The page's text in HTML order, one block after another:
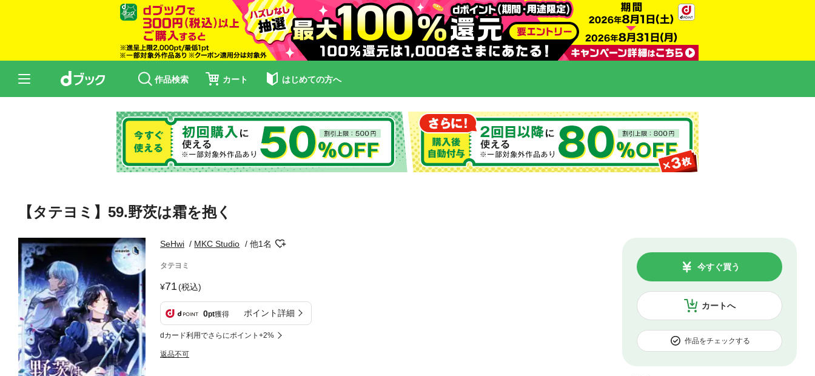
作品検索 カート はじめての方へ
【タテヨミ】59.野茨は霜を抱く
SeHwi MKC Studio 他1名
タテヨミ
71(税込)
0pt獲得 ポイント詳細
dカード利用でさらにポイント+2%
返品不可
カートへ
今すぐ買う
作品をチェックする